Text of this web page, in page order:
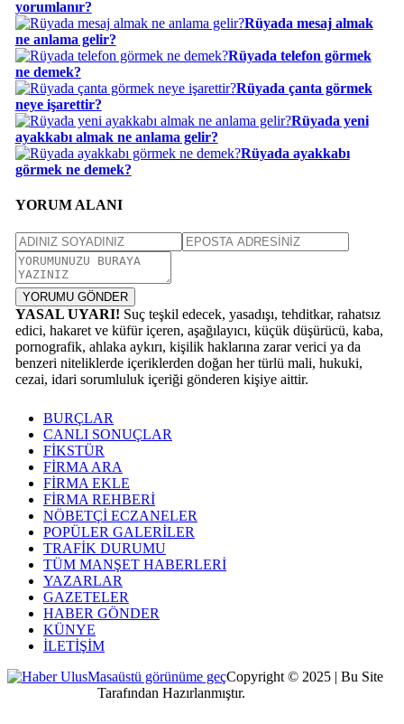
yorumlanır?
Rüyada mesaj almak
ne anlama gelir?
Rüyada telefon görmek
ne demek?
Rüyada çanta görmek
neye işarettir?
Rüyada yeni
ayakkabı almak ne anlama gelir?
Rüyada ayakkabı
görmek ne demek?
YORUM ALANI
YORUMU GÖNDER
YASAL UYARI! Suç teşkil edecek, yasadışı, tehditkar, rahatsız
edici, hakaret ve küfür içeren, aşağılayıcı, küçük düşürücü, kaba,
pornografik, ahlaka aykırı, kişilik haklarına zarar verici ya da
benzeri niteliklerde içeriklerden doğan her türlü mali, hukuki,
cezai, idari sorumluluk içeriği gönderen kişiye aittir.
BURÇLAR
CANLI SONUÇLAR
FİKSTÜR
FİRMA ARA
FİRMA EKLE
FİRMA REHBERİ
NÖBETÇİ ECZANELER
POPÜLER GALERİLER
TRAFİK DURUMU
TÜM MANŞET HABERLERİ
YAZARLAR
GAZETELER
HABER GÖNDER
KÜNYE
İLETİŞİM
Masaüstü görünüme geçCopyright © 2025 | Bu Site
Tarafından Hazırlanmıştır.